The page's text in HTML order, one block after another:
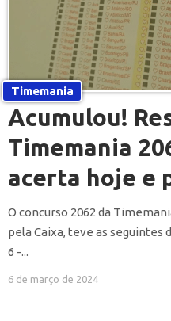
Timemania
Acumulou!
Timemania
acerta hoje e
O concurso 2062 da
pela Caixa, teve as seguintes
6 -...
6 de março de 2024